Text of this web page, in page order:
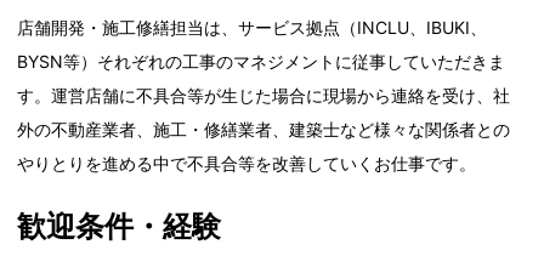
店舗開発・施工修繕担当は、サービス拠点（INCLU、IBUKI、
BYSN等）それぞれの工事のマネジメントに従事していただきま
す。運営店舗に不具合等が生じた場合に現場から連絡を受け、社
外の不動産業者、施工・修繕業者、建築士など様々な関係者との
やりとりを進める中で不具合等を改善していくお仕事です。
歓迎条件・経験